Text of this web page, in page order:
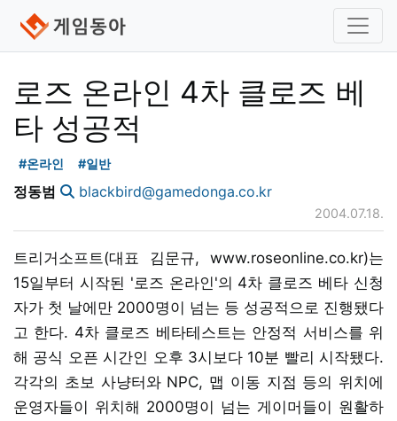
로즈 온라인 4차 클로즈 베
타 성공적
#온라인 #일반
정동범 blackbird@gamedonga.co.kr
2004.07.18.
트리거소프트(대표 김문규, www.roseonline.co.kr)는
15일부터 시작된 '로즈 온라인'의 4차 클로즈 베타 신청
자가 첫 날에만 2000명이 넘는 등 성공적으로 진행됐다
고 한다. 4차 클로즈 베타테스트는 안정적 서비스를 위
해 공식 오픈 시간인 오후 3시보다 10분 빨리 시작됐다.
각각의 초보 사냥터와 NPC, 맵 이동 지점 등의 위치에
운영자들이 위치해 2000명이 넘는 게이머들이 원활하